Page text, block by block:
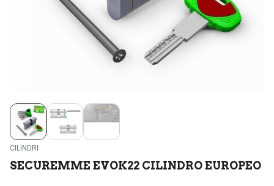
CILINDRI
SECUREMME EVOK22 CILINDRO EUROPEO